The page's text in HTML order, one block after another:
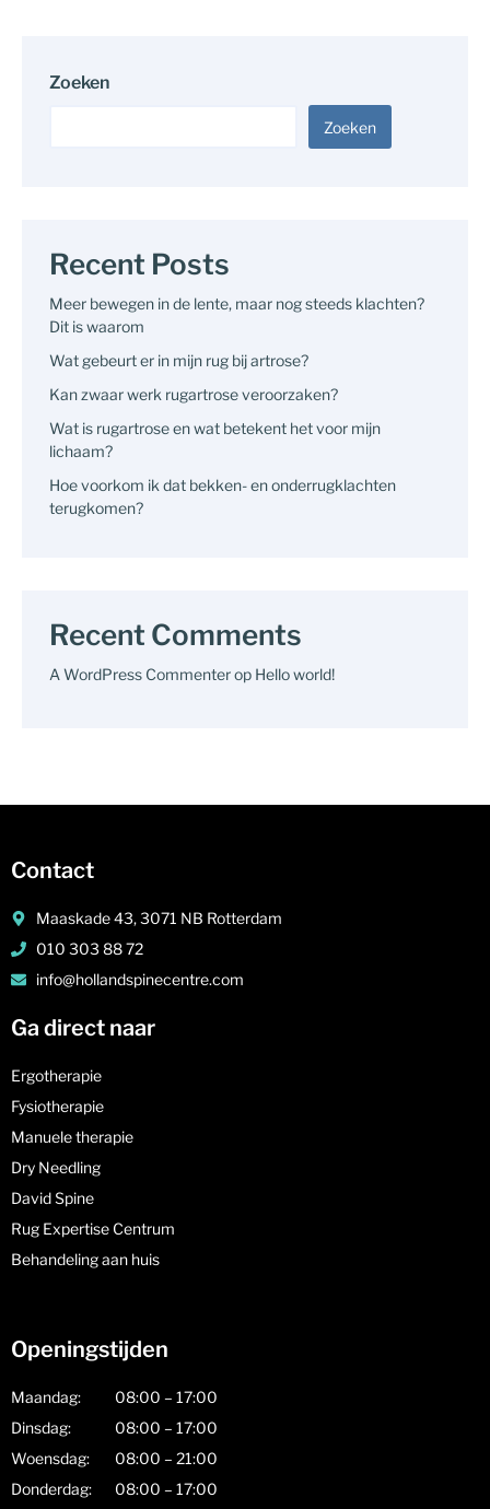
Zoeken
Zoeken
Recent Posts
Meer bewegen in de lente, maar nog steeds klachten?
Dit is waarom
Wat gebeurt er in mijn rug bij artrose?
Kan zwaar werk rugartrose veroorzaken?
Wat is rugartrose en wat betekent het voor mijn
lichaam?
Hoe voorkom ik dat bekken- en onderrugklachten
terugkomen?
Recent Comments
A WordPress Commenterop Hello world!
Contact
Maaskade 43, 3071 NB Rotterdam
010 303 88 72
info@hollandspinecentre.com
Ga direct naar
Ergotherapie
Fysiotherapie
Manuele therapie
Dry Needling
David Spine
Rug Expertise Centrum
Behandeling aan huis
Openingstijden
Maandag:
08:00 – 17:00
Dinsdag:
08:00 – 17:00
Woensdag:
08:00 – 21:00
Donderdag:
08:00 – 17:00